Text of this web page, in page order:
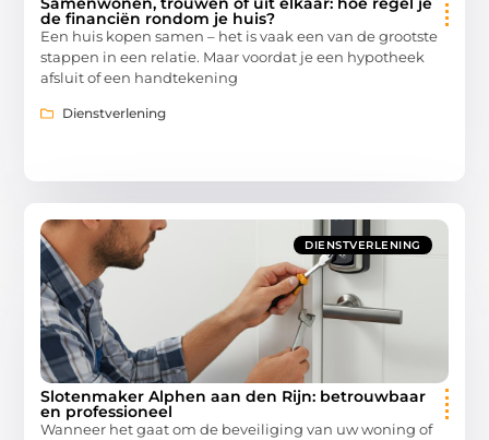
de financiën rondom je huis?
Een huis kopen samen – het is vaak een van de grootste
stappen in een relatie. Maar voordat je een hypotheek
afsluit of een handtekening
Dienstverlening
DIENSTVERLENING
Slotenmaker Alphen aan den Rijn: betrouwbaar
en professioneel
Wanneer het gaat om de beveiliging van uw woning of